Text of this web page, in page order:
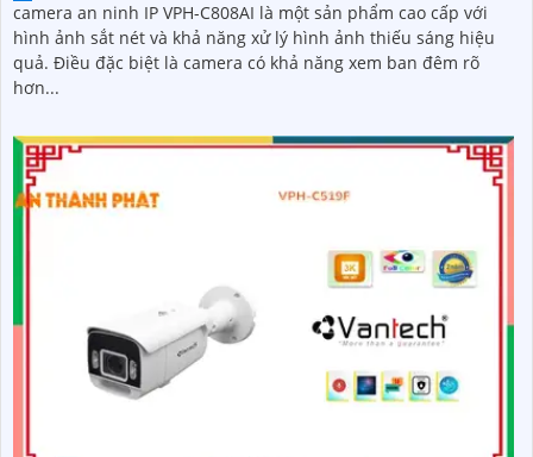
camera an ninh IP VPH-C808AI là một sản phẩm cao cấp với
hình ảnh sắt nét và khả năng xử lý hình ảnh thiếu sáng hiệu
quả. Điều đặc biệt là camera có khả năng xem ban đêm rõ
hơn...